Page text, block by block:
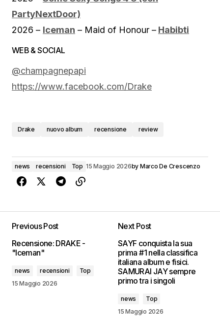
PartyNextDoor)
2026 – Iceman – Maid of Honour – Habibti
WEB & SOCIAL
@champagnepapi
https://www.facebook.com/Drake
Drake nuovo album recensione review
news recensioni Top 15 Maggio 2026by Marco De Crescenzo
Previous Post
Recensione: DRAKE -
"Iceman"
news recensioni
Top
15 Maggio 2026
Next Post
SAYF conquista la sua
prima #1 nella classifica
italiana album e fisici.
SAMURAI JAY sempre
primo tra i singoli
news
Top
15 Maggio 2026